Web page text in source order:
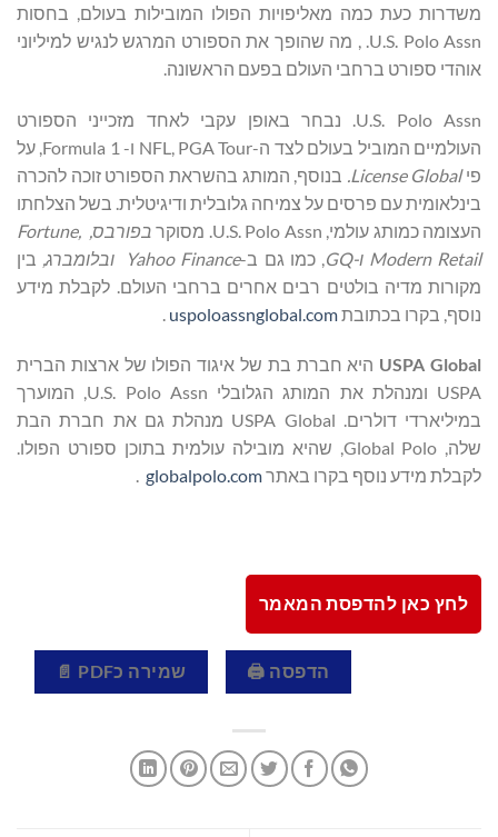
משדרות כעת כמה מאליפויות הפולו המובילות בעולם, בחסות
U.S. Polo Assn. , מה שהופך את הספורט המרגש לנגיש למיליוני
אוהדי ספורט ברחבי העולם בפעם הראשונה.
U.S. Polo Assn. נבחר באופן עקבי לאחד מזכייני הספורט
העולמיים המוביל בעולם לצד ה-NFL, PGA Tour ו- Formula 1, על
פיLicense Global בנוסף, המותג בהשראת הספורט זוכה להכרה
בינלאומית עם פרסים על צמיחה גלובלית ודיגיטלית. בשל הצלחתו
העצומה כמותג עולמי, U.S. Polo Assn. מסוקר
בפורבס, Fortune,
Modern Retail ו-GQ , כמו גם ב-Yahoo Finance ובלומברג, בין
מקורות מדיה בולטים רבים אחרים ברחבי העולם. לקבלת מידע
נוסף, בקרו בכתובתuspoloassnglobal.com
USPA Global
היא חברת בת של איגוד הפולו של ארצות הברית
USPA ומנהלת את המותג הגלובלי U.S. Polo Assn, המוערך
במיליארדי דולרים. USPA Global מנהלת גם את חברת הבת
שלה, Global Polo, שהיא מובילה עולמית בתוכן ספורט הפולו.
לקבלת מידע נוסף בקרו באתרglobalpolo.com
.
לחץ כאן להדפסת המאמר
הדפסה 🖨 שמירה כPDF 📄